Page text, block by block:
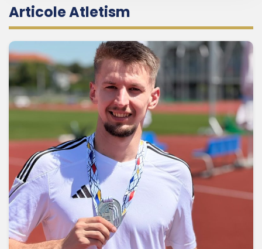
Articole Atletism